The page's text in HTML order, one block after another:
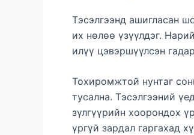
Тэсэлгээнд ашигласан
их нөлөө үзүүлдэг.
илүү цэвэршүүлсэн
Тохиромжтой нунтаг
тусална. Тэсэлгээний
зүлгүүрийн хоорондох
үргүй зардал гаргахад